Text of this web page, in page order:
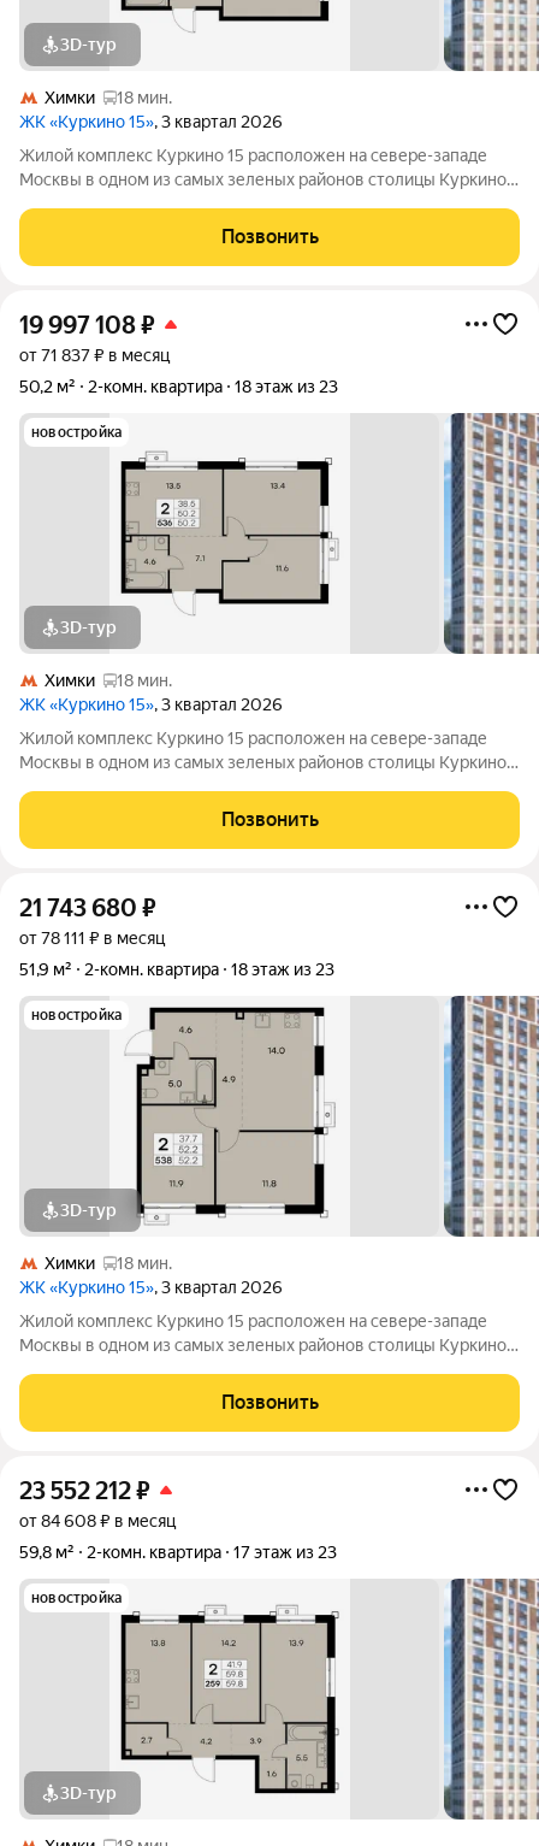
3D-тур
Химки
18 мин.
ЖК «Куркино 15», 3 квартал 2026
Жилой комплекс Куркино 15 расположен на севере-западе
Москвы в одном из самых зеленых районов столицы Куркино.
которых открывается вдохновляющий вид на лесопарк и
мегаполис. Комплекс состоит
Позвонить
19 997 108₽
от 71 837 ₽ в месяц
50,2 м²
2-комн. квартира 18 этаж из 23
новостройка
3D-тур
Химки
18 мин.
ЖК «Куркино 15», 3 квартал 2026
Жилой комплекс Куркино 15 расположен на севере-западе
Москвы в одном из самых зеленых районов столицы Куркино.
которых открывается вдохновляющий вид на лесопарк и
мегаполис. Комплекс состоит
Позвонить
21 743 680 ₽
от 78 111 ₽ в месяц
51,9 м²
2-комн. квартира 18 этаж из 23
новостройка
3D-тур
Химки
18 мин.
ЖК «Куркино 15», 3 квартал 2026
Жилой комплекс Куркино 15 расположен на севере-западе
Москвы в одном из самых зеленых районов столицы Куркино.
которых открывается вдохновляющий вид на лесопарк и
мегаполис. Комплекс состоит
Позвонить
23 552 212₽
от 84 608 ₽ в месяц
59,8 м²
2-комн. квартира 17 этаж из 23
новостройка
3D-тур